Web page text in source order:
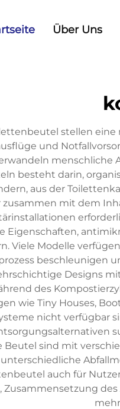
Über Uns
stellen eine
und
menschliche
besteht darin,
aus der
zusammen mit dem
Eigenschaften,
Viele Modelle
beschleunigen
Designs
des
wie Tiny Houses,
nicht verfügbar
Beutel sind mit
auch für